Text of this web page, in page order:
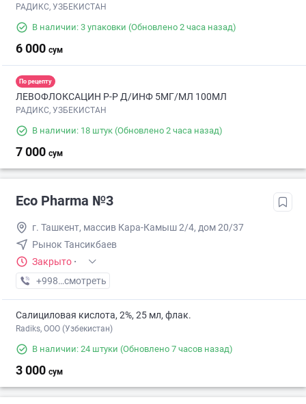
РАДИКС, УЗБЕКИСТАН
В наличии: 3 упаковки (Обновлено 2 часа назад)
6 000 сум
По рецепту
ЛЕВОФЛОКСАЦИН Р-Р Д/ИНФ 5МГ/МЛ 100МЛ
РАДИКС, УЗБЕКИСТАН
В наличии: 18 штук (Обновлено 2 часа назад)
7 000 сум
Eco Pharma №3
г. Ташкент, массив Кара-Камыш 2/4, дом 20/37
Рынок Тансикбаев
Закрыто ·
+998 (99) XXX-XX-XX
смотреть
Салициловая кислота, 2%, 25 мл, флак.
Radiks, ООО (Узбекистан)
В наличии: 24 штуки (Обновлено 7 часов назад)
3 000 сум